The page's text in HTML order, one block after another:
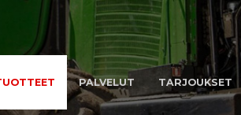
PALVELUT TARJOUKSET